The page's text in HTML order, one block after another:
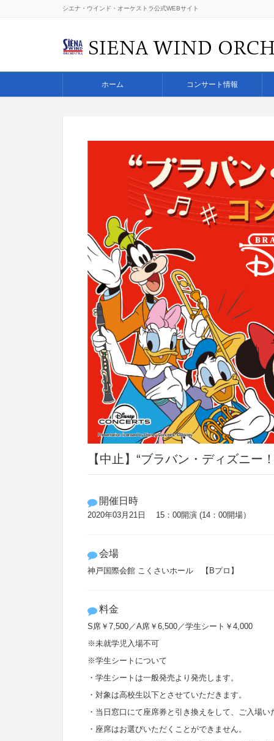
シエナ・ウインド・オーケストラ公式WEBサイト
ホーム コンサート情報
【中止】“ブラバン・ディズニ
開催日時
2020年03月21日 15：00開演 (14：00開場）
会場
神戸国際会館 こくさいホール 【Bプロ】
料金
S席￥7,500／A席￥6,500／学生シート￥4,000
※未就学児入場不可
※学生シートについて
・学生シートは一般発売より発売します。
・対象は高校生以下とさせていただきます。
・当日窓口にて座席券と引き換えをして、ご入場い
・座席はお選びいただくことができません。